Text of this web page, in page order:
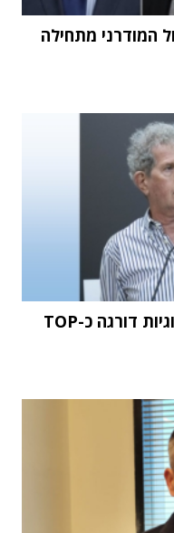
המודרני מתחילה
מחקר STKI השנתי: וואן טכנולוגיות דורגה כ-TOP